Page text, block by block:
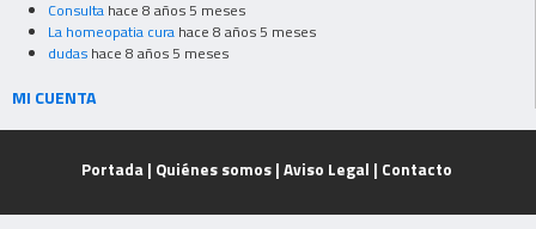
Consulta hace 8 años 5 meses
La homeopatia cura hace 8 años 5 meses
dudas hace 8 años 5 meses
MI CUENTA
Portada | Quiénes somos| Aviso Legal | Contacto